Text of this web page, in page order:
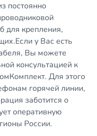
постоянно
для крепления,
у Вас есть
Вы можете
консультацией к
Для этого
горячей линии,
заботится о
оперативную
России.